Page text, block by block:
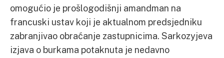
omogućio je prošlogodišnji amandman na
francuski ustav koji je aktualnom predsjedniku
zabranjivao obraćanje zastupnicima. Sarkozyjeva
izjava o burkama potaknuta je nedavno